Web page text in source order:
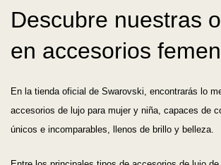
Descubre nuestras
en accesorios
En la tienda oficial de Swarovski, encontrarás lo
accesorios de lujo para mujer y niña, capaces de
únicos e incomparables, llenos de brillo y belleza.